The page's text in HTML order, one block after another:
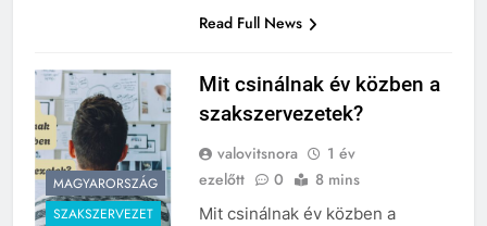
Read Full News
MAGYARORSZÁG
SZAKSZERVEZET
Mit csinálnak év közben a
szakszervezetek?
valovitsnora
1 év
ezelőtt
0 8 mins
Mit csinálnak év közben a